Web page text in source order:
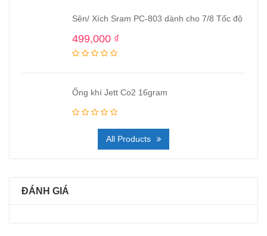
Sên/ Xích Sram PC-803 dành cho 7/8 Tốc độ
499,000 ₫
Ống khí Jett Co2 16gram
All Products
ĐÁNH GIÁ